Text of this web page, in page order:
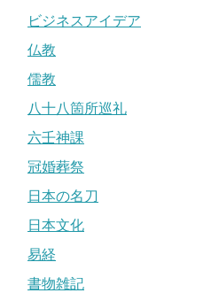
ビジネスアイデア
仏教
儒教
八十八箇所巡礼
六壬神課
冠婚葬祭
日本の名刀
日本文化
易経
書物雑記